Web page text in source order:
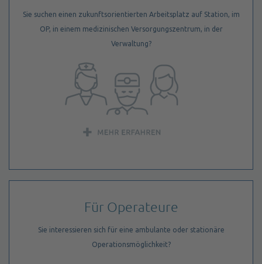
Sie suchen einen zukunftsorientierten Arbeitsplatz auf Station, im
OP, in einem medizinischen Versorgungszentrum, in der
Verwaltung?
Für Operateure
Sie interessieren sich für eine ambulante oder stationäre
Operationsmöglichkeit?